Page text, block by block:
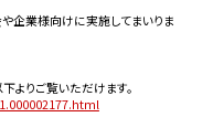
企業様向けに実施してまいりま
りご覧いただけます。